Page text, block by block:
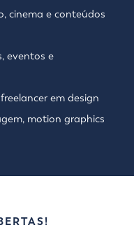
cinema e conteúdos
eventos e
em design
motion graphics